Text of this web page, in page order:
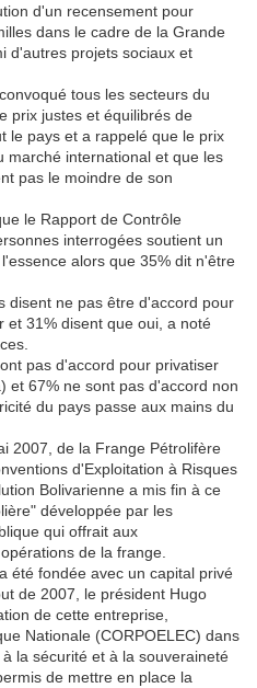
d'un recensement pour
dans le cadre de la Grande
d'autres projets sociaux et
tous les secteurs du
prix justes et équilibrés de
le pays et a rappelé que le prix
marché international et que les
pas le moindre de son
le Rapport de Contrôle
interrogées soutient un
alors que 35% dit n'être
disent ne pas être d'accord pour
et 31% disent que oui, a noté
pas d'accord pour privatiser
et 67% ne sont pas d'accord non
du pays passe aux mains du
2007, de la Frange Pétrolifère
d'Exploitation à Risques
Bolivarienne a mis fin à ce
développée par les
qui offrait aux
de la frange.
été fondée avec un capital privé
de 2007, le président Hugo
de cette entreprise,
Nationale (CORPOELEC) dans
la sécurité et à la souveraineté
de mettre en place la